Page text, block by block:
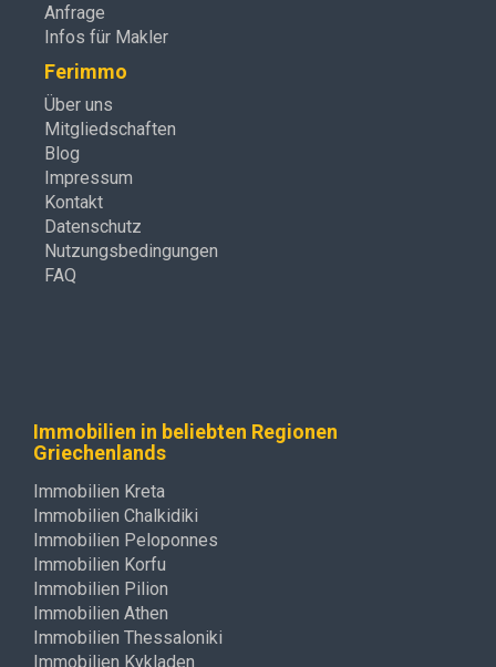
Anfrage
Infos für Makler
Ferimmo
Über uns
Mitgliedschaften
Blog
Impressum
Kontakt
Datenschutz
Nutzungsbedingungen
FAQ
Immobilien in beliebten Regionen
Griechenlands
Immobilien Kreta
Immobilien Chalkidiki
Immobilien Peloponnes
Immobilien Korfu
Immobilien Pilion
Immobilien Athen
Immobilien Thessaloniki
Immobilien Kykladen